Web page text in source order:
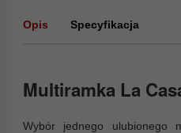
Opis Specyfikacja
Multiramka La
Wybór jednego ulubionego